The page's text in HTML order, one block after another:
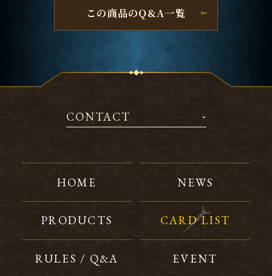
この商品のQ&A一覧
CONTACT
HOME NEWS
PRODUCTS CARD LIST
RULES / Q&A EVENT